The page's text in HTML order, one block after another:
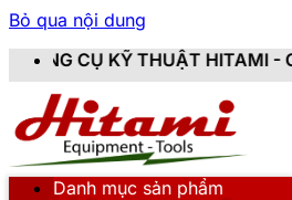
Bỏ qua nội dung
- CUNG CẤP SẢN
Danh mục sản phẩm